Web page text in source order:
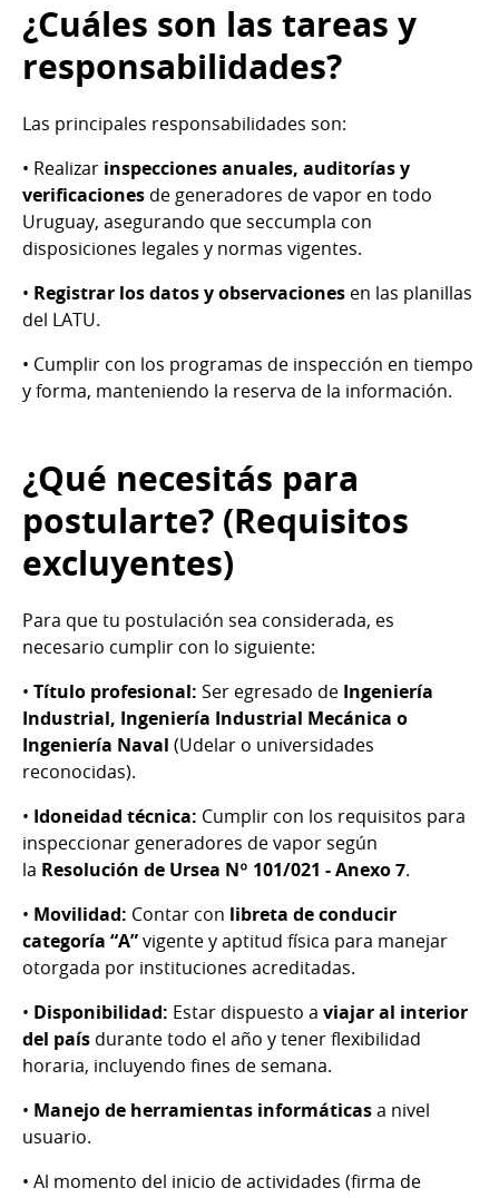
¿Cuáles son las tareas y
responsabilidades?
Las principales responsabilidades son:
• Realizar inspecciones anuales, auditorías y
verificaciones de generadores de vapor en todo
Uruguay, asegurando que seccumpla con
disposiciones legales y normas vigentes.
• Registrar los datos y observaciones en las planillas
del LATU.
• Cumplir con los programas de inspección en tiempo
y forma, manteniendo la reserva de la información.
¿Qué necesitás para
postularte? (Requisitos
excluyentes)
Para que tu postulación sea considerada, es
necesario cumplir con lo siguiente:
• Título profesional: Ser egresado de Ingeniería
Industrial, Ingeniería Industrial Mecánica o
Ingeniería Naval (Udelar o universidades
reconocidas).
• Idoneidad técnica: Cumplir con los requisitos para
inspeccionar generadores de vapor según
la Resolución de Ursea Nº 101/021 - Anexo 7.
• Movilidad: Contar con libreta de conducir
categoría “A”vigente y aptitud física para manejar
otorgada por instituciones acreditadas.
• Disponibilidad: Estar dispuesto a viajar al interior
del país durante todo el año y tener flexibilidad
horaria, incluyendo fines de semana.
• Manejo de herramientas informáticasa nivel
usuario.
• Al momento del inicio de actividades (firma de